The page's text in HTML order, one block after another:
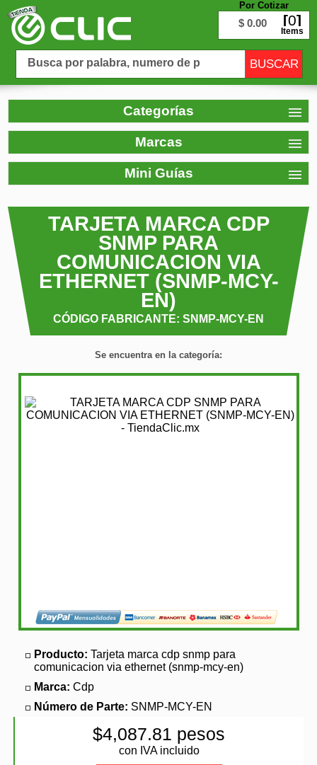
Por Cotizar
$ 0.00 0
Items
Categorías
Marcas
Mini Guías
TARJETA MARCA CDP
SNMP PARA
COMUNICACION VIA
ETHERNET (SNMP-MCY-
EN)
CÓDIGO FABRICANTE: SNMP-MCY-EN
Se encuentra en la categoría:
Producto: Tarjeta marca cdp snmp para
comunicacion via ethernet (snmp-mcy-en)
Marca: Cdp
Número de Parte: SNMP-MCY-EN
$4,087.81 pesos
con IVA incluido